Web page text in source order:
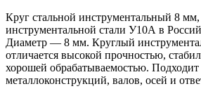
Круг стальной инструментальный 8 мм,
инструментальной стали У10А в
Диаметр — 8 мм. Круглый
отличается высокой прочностью,
хорошей обрабатываемостью.
металлоконструкций, валов, осей и